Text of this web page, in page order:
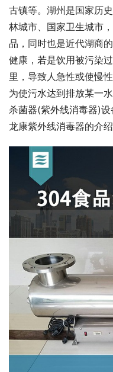
古镇等。湖州是国家历
林城市、国家卫生城市
品，同时也是近代湖商
健康，若是饮用被污染
里，导致人急性或使慢
为使污水达到排放某一
杀菌器(紫外线消毒器)
龙康紫外线消毒器的介绍